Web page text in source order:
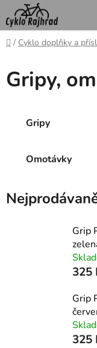
Přejít
na
obsah
Domů
/ Cyklo doplňky a
Gripy,
Gripy
Omotávky
Grip
325
Grip
325